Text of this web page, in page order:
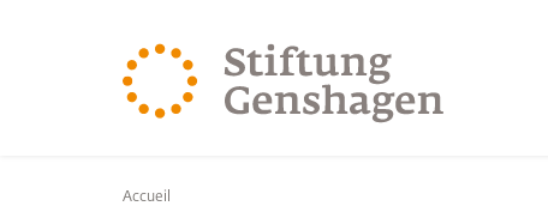
Vous êtes ici:
Accueil